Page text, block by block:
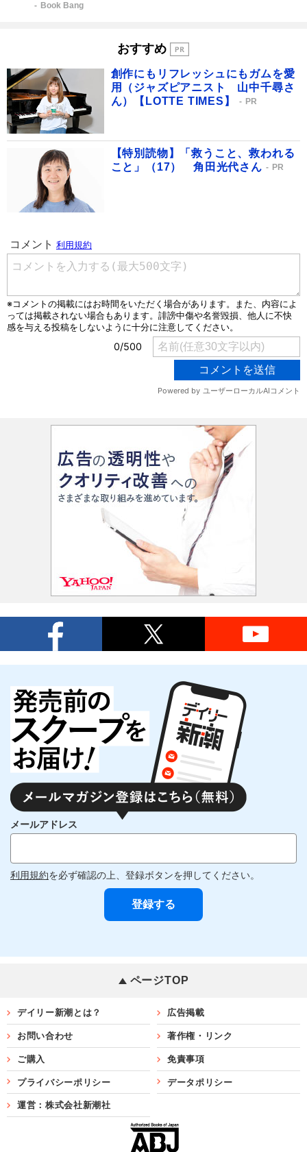
Book Bang
おすすめ
創作にもリフレッシュにもガムを愛
用（ジャズピアニスト 山中千尋さ
ん）【LOTTE TIMES】
PR
【特別読物】「救うこと、救われる
こと」（17） 角田光代さん
PR
メールアドレス
利用規約を必ず確認の上、登録ボタンを押してください。
ページTOP
デイリー新潮とは？ 広告掲載
お問い合わせ 著作権・リンク
ご購入 免責事項
プライバシーポリシー データポリシー
運営：株式会社新潮社